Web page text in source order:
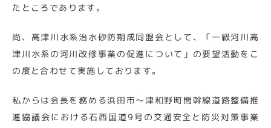
たところであります。
尚、高津川水系治水砂防期成同盟会として、「一級河川高
津川水系の河川改修事業の促進について」の要望活動をこ
の度と合わせて実施しております。
私からは会長を務める浜田市～津和野町間幹線道路整備推
進協議会における石西国道9号の交通安全と防災対策事業